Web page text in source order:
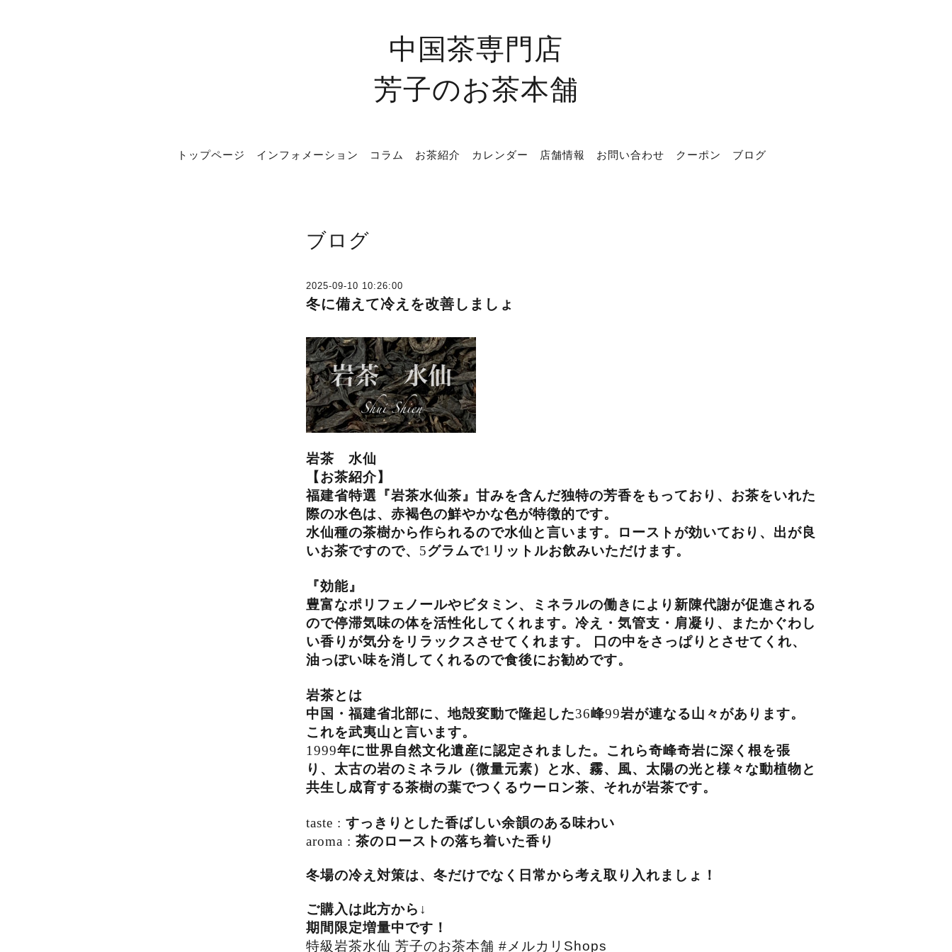
中国茶専門店
芳子のお茶本舗
トップページ インフォメーション コラム お茶紹介 カレンダー 店舗情報 お問い合わせ クーポン ブログ
ブログ
2025-09-10 10:26:00
冬に備えて冷えを改善しましょ
岩茶 水仙
【お茶紹介】
福建省特選『岩茶水仙茶』甘みを含んだ独特の芳香をもっており、お茶をいれた
際の水色は、赤褐色の鮮やかな色が特徴的です。
水仙種の茶樹から作られるので水仙と言います。ローストが効いており、出が良
いお茶ですので、 5グラムで1 リットルお飲みいただけます。
『効能』
豊富なポリフェノールやビタミン、ミネラルの働きにより新陳代謝が促進される
ので停滞気味の体を活性化してくれます。冷え・気管支・肩凝り、またかぐわし
い香りが気分をリラックスさせてくれます。
口の中をさっぱりとさせてくれ、
油っぽい味を消してくれるので食後にお勧めです。
岩茶とは
中国・福建省北部に、地殻変動で隆起した36峰99岩が連なる山々があります。
これを武夷山と言います。
1999年に世界自然文化遺産に認定されました。これら奇峰奇岩に深く根を張
り、太古の岩のミネラル（微量元素）と水、霧、風、太陽の光と様々な動植物と
共生し成育する茶樹の葉でつくるウーロン茶、それが岩茶です。
taste : すっきりとした香ばしい余韻のある味わい
aroma : 茶のローストの落ち着いた香り
冬場の冷え対策は、冬だけでなく日常から考え取り入れましょ！
ご購入は此方から↓
期間限定増量中です！
特級岩茶水仙 芳子のお茶本舗 #メルカリShops